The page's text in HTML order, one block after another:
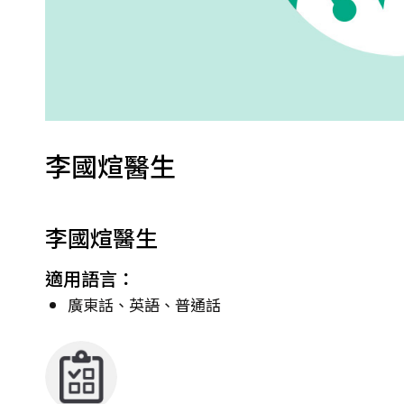
李國煊醫生
李國煊醫生
適用語言：
廣東話、英語、普通話